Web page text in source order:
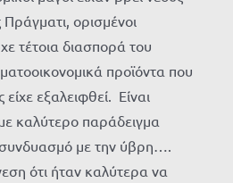
ορισμένοι
τέτοια διασπορά του
προϊόντα που
εξαλειφθεί. Είναι
καλύτερο παράδειγμα
με την ύβρη….
ότι ήταν καλύτερα να